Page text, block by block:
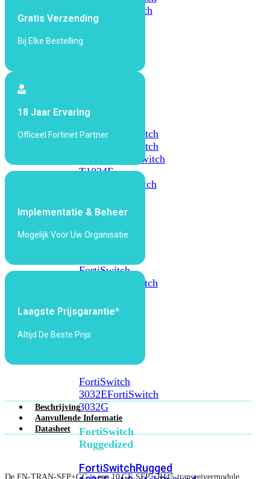
FortiSwitch
648F-
FortiSwitch
1024EFortiSwitch
FortiSwitch
FortiSwitch
T1024F-
FortiSwitch
2000
FortiSwitch
FortiSwitch
B2F
FortiSwitch
FortiSwitch
3032EFortiSwitch
3032G
FortiSwitch
Ruggedized
FortiSwitchRugged
Gratis Verzending
Bij Elke Bestelling
18 Jaar Ervaring
Officeel Fortinet Partner
Implementatie & Beheer
Mogelijk Voor Uw Organisatie
Laagste Prijsgarantie*
Altijd De Beste Prijs
Beschrijving
Aanvullende Informatie
Datasheet
De FN‑TRAN‑SFP+GC is een 10 GE SFP+ RJ45-transceivermodule